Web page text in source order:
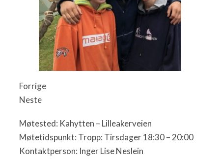
Forrige
Neste
Møtested: Kahytten – Lilleakerveien
Møtetidspunkt: Tropp: Tirsdager 18:30 – 20:00
Kontaktperson: Inger Lise Neslein